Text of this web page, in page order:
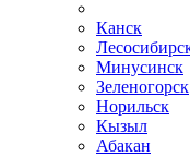
Канск
Минусинск
Зеленогорск
Норильск
Кызыл
Абакан